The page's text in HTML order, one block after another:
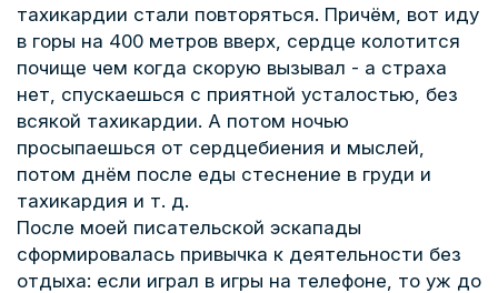
тахикардии стали повторяться. Причём, вот иду
в горы на 400 метров вверх, сердце колотится
почище чем когда скорую вызывал - а страха
нет, спускаешься с приятной усталостью, без
всякой тахикардии. А потом ночью
просыпаешься от сердцебиения и мыслей,
потом днём после еды стеснение в груди и
тахикардия и т. д.
После моей писательской эскапады
сформировалась привычка к деятельности без
отдыха: если играл в игры на телефоне, то уж до